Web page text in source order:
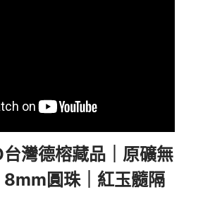
灣德榕藏品｜原礦無
8mm圓珠｜紅玉髓隔